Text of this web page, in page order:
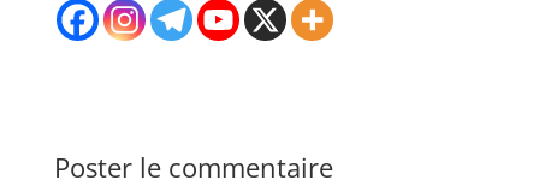
Poster le commentaire